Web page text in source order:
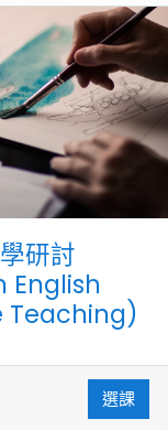
研討
English
Teaching)
選課